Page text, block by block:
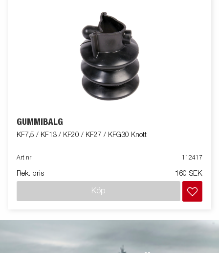
GUMMIBÄLG
KF7,5 / KF13 / KF20 / KF27 / KFG30 Knott
Art nr 112417
Rek. pris 160 SEK
Köp